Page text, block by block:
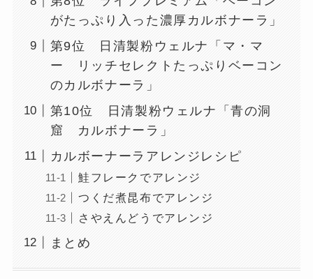
がたっぷり入った濃厚カルボナーラ」
第9位 日清製粉ウェルナ「マ・マ
ー リッチセレクトたっぷりベーコン
のカルボナーラ」
第10位 日清製粉ウェルナ「青の洞
窟 カルボナーラ」
カルボーナーラアレンジレシピ
鮭フレークでアレンジ
つくだ煮昆布でアレンジ
さやえんどうでアレンジ
まとめ